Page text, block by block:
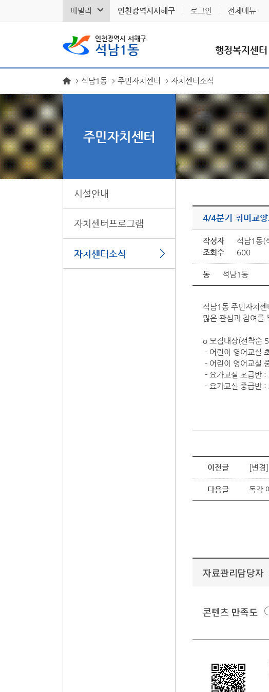
패밀리 인천광역시서해구 로그인 전체메뉴
인천광역시 서해구
석남1동 행정복지센터
주민자치센터
시설안내
자치센터프로그램
자치센터소식
석남1동 주민자치센터 자치센터소식
4/4분기 취미교
작성자 석남1동(
조회수
600
동 석남1동
석남1동 주민자치
많은 관심과 참여를
o 모집대상(선착순
- 어린이 영어교실
- 어린이 영어교실
- 요가교실 초급반
- 요가교실 중급반
이전글 [변경
다음글 독감
자료관리담당자
콘텐츠 만족도